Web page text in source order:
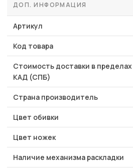
ДОП. ИНФОРМАЦИЯ
Артикул
Код товара
Стоимость доставки в пределах
КАД (СПБ)
Страна производитель
Цвет обивки
Цвет ножек
Наличие механизма раскладки